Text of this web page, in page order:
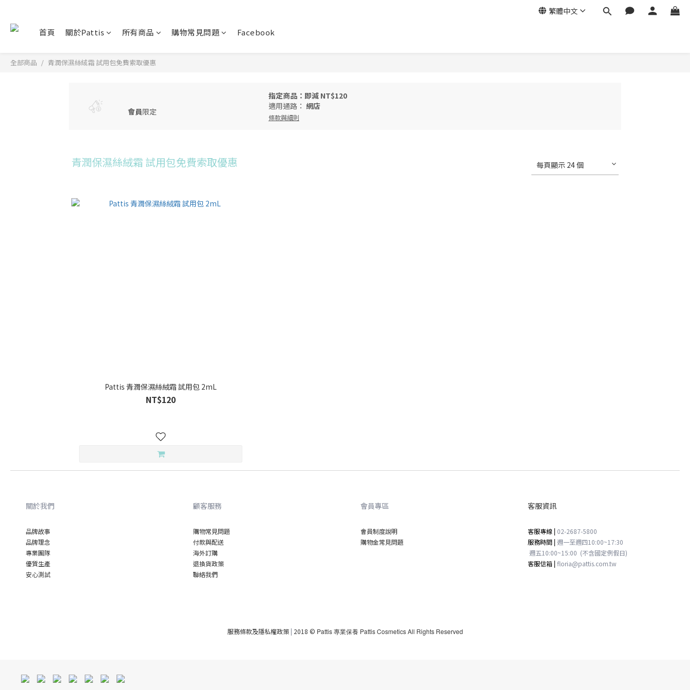
繁體中文
首頁 關於Pattis 所有商品 購物常見問題 Facebook
全部商品 青潤保濕絲絨霜 試用包免費索取優惠
會員限定
指定商品：即減 NT$120
適用通路： 網店
條款與細則
青潤保濕絲絨霜 試用包免費索取優惠 每頁顯示 24 個
Pattis 青潤保濕絲絨霜 試用包 2mL
NT$120
關於我們
品牌故事
品牌理念
專業團隊
優質生產
安心測試
顧客服務
購物常見問題
付款與配送
海外訂購
退換貨政策
聯絡我們
會員專區
會員制度說明
購物金常見問題
客服資訊
客服專線 | 02-2687-5800
服務時間 | 週一至週四10:00~17:30
週五10:00~15:00 (不含國定例假日)
客服信箱 | floria@pattis.com.tw
服務條款及隱私權政策 | 2018 © Pattis 專業保養 Pattis Cosmetics All Rights Reserved